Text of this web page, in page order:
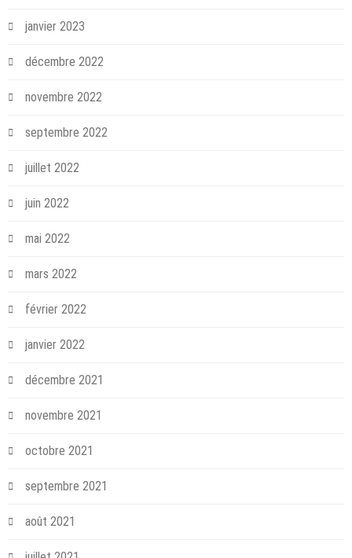
janvier 2023
décembre 2022
novembre 2022
septembre 2022
juillet 2022
juin 2022
mai 2022
mars 2022
février 2022
janvier 2022
décembre 2021
novembre 2021
octobre 2021
septembre 2021
août 2021